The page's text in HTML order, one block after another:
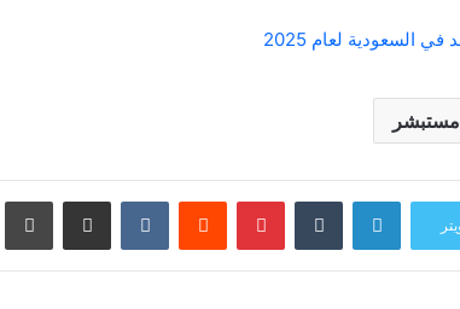
السعودية لعام 2025
مستبشر
لينكدإن بينتيريست مشاركة عبر البريد